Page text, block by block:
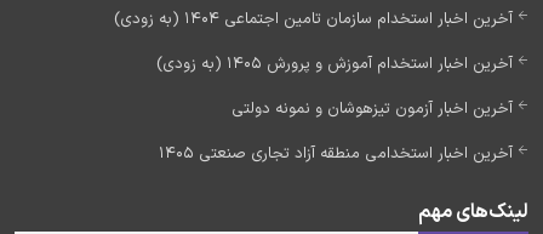
آخرین اخبار استخدام سازمان تامین اجتماعی 1404 (به زودی)
آخرین اخبار استخدام آموزش و پرورش 1405 (به زودی)
آخرین اخبار آزمون تیزهوشان و نمونه دولتی
آخرین اخبار استخدامی منطقه آزاد تجاری صنعتی 1405
لینک‌های مهم